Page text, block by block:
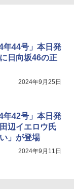
年44号」本日発
日向坂46の正
2024年9月25日
年42号」本日発
辺イエロウ氏
」が登場
2024年9月11日